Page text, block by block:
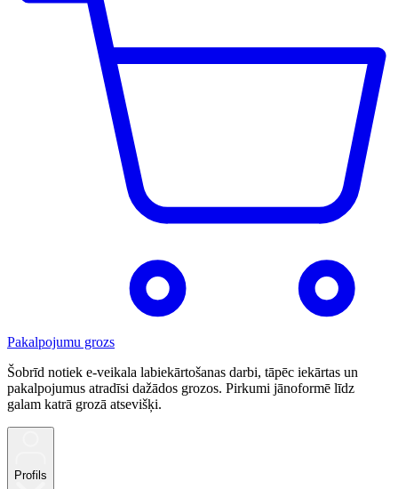
Pakalpojumu grozs
Šobrīd notiek e-veikala labiekārtošanas darbi, tāpēc iekārtas un
pakalpojumus atradīsi dažādos grozos. Pirkumi jānoformē līdz
galam katrā grozā atsevišķi.
Profils